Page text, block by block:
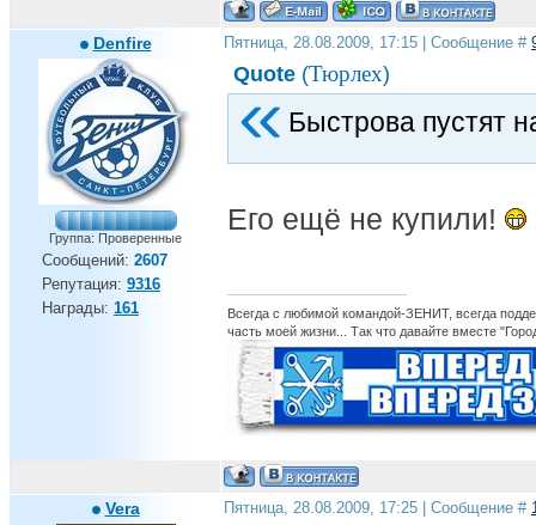
Denfire
Группа: Проверенные
Сообщений: 2607
Репутация: 9316
Награды: 161
Пятница, 28.08.2009, 17:15 | Сообщение #
Quote (Тюрлех)
Быстрова пустят
Его ещё не купили!
Всегда с любимой командой-ЗЕНИТ, всегда
часть моей жизни... Так что давайте вместе
Vera Пятница, 28.08.2009, 17:25 | Сообщение #